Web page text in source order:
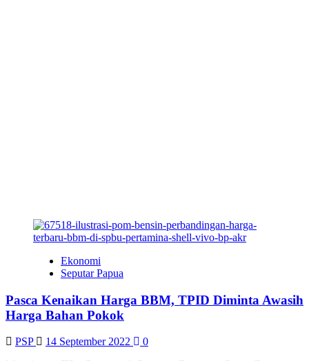
Ekonomi
Seputar Papua
Pasca Kenaikan Harga BBM, TPID Diminta Awasih
Harga Bahan Pokok
PSP 14 September 2022
0